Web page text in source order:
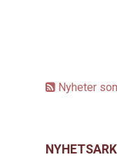
Nyheter